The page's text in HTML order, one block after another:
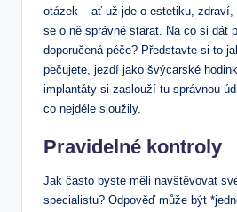
otázek – ať už jde o estetiku, zdraví,
se o ně správně starat. Na co si dát
doporučená péče? Představte si to
pečujete, jezdí jako švýcarské
implantáty si zaslouží tu správnou
co nejdéle sloužily.
Pravidelné kontroly
Jak často byste měli navštěvovat
specialistu? Odpověď může být